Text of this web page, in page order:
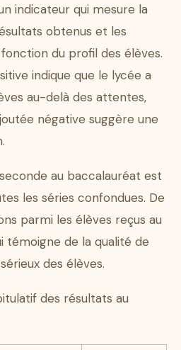
indicateur qui mesure la
obtenus et les
du profil des élèves.
indique que le lycée a
au-delà des attentes,
négative suggère une
au baccalauréat est
les séries confondues. De
parmi les élèves reçus au
témoigne de la qualité de
des élèves.
des résultats au